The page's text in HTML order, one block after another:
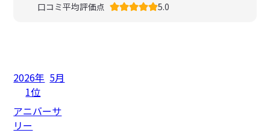
口コミ平均評価点
5.0
2026年 5月
1位
アニバーサ
リー